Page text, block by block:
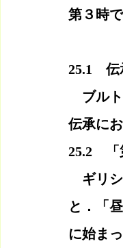
第３時
25.1　
ブルト
伝承に
25.2　「
ギリシ
と．「
に始ま